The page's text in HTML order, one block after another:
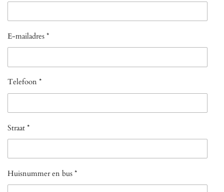
E-mailadres *
Telefoon *
Straat *
Huisnummer en bus *